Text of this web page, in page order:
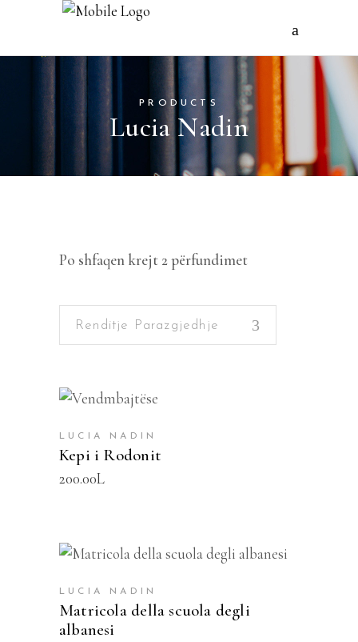
PRODUCTS
Lucia Nadin
Po shfaqen krejt 2 përfundimet
Renditje Parazgjedhje
SHTOJE NË SHPORTË
LUCIA NADIN
Kepi i Rodonit
200.00L
SHTOJE NË SHPORTË
LUCIA NADIN
Matricola della scuola degli
albanesi